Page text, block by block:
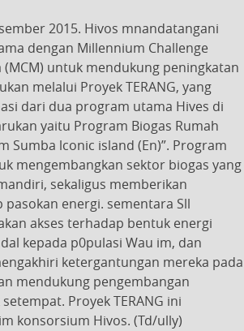
2015. Hivos mnandatangani
dengan Millennium Challenge
untuk mendukung peningkatan
melalui Proyek TERANG, yang
dari dua program utama Hives di
yaitu Program Biogas Rumah
Sumba lconic island (En)”. Program
mengembangkan sektor biogas yang
sekaligus memberikan
energi. sementara Sll
akses terhadap bentuk energi
kepada p0pulasi Wau im, dan
ketergantungan mereka pada
mendukung pengembangan
Proyek TERANG ini
konsorsium Hivos. (Td/ully)